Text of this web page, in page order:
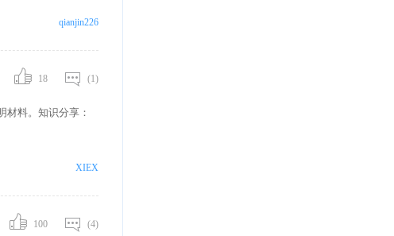
qianjin226
(1)
18
材料。知识分享：
XIEX
(4)
100